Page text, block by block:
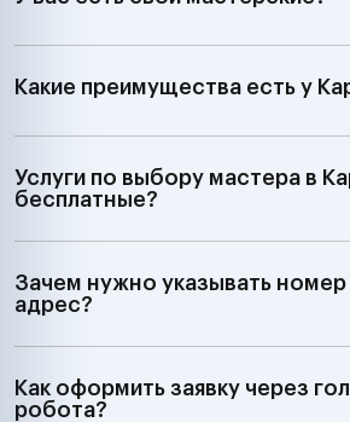
Какие преимущества есть у
Услуги по выбору мастера в
бесплатные?
Зачем нужно указывать
адрес?
Как оформить заявку через
робота?